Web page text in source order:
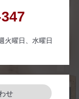
火曜日、水曜日
せ